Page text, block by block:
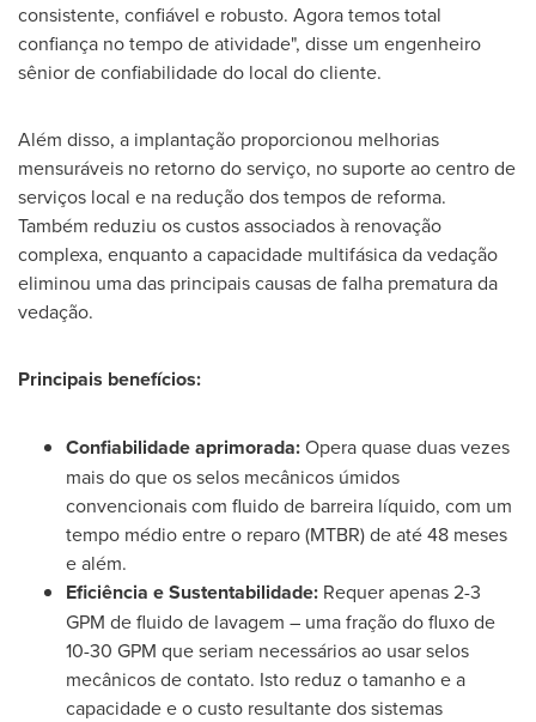
consistente, confiável e robusto. Agora temos total
confiança no tempo de atividade", disse um engenheiro
sênior de confiabilidade do local do cliente.
Além disso, a implantação proporcionou melhorias
mensuráveis no retorno do serviço, no suporte ao centro de
serviços local e na redução dos tempos de reforma.
Também reduziu os custos associados à renovação
complexa, enquanto a capacidade multifásica da vedação
eliminou uma das principais causas de falha prematura da
vedação.
Principais benefícios:
Confiabilidade aprimorada:Opera quase duas vezes
mais do que os selos mecânicos úmidos
convencionais com fluido de barreira líquido, com um
tempo médio entre o reparo (MTBR) de até 48 meses
e além.
Eficiência e Sustentabilidade: Requer apenas 2-3
GPM de fluido de lavagem – uma fração do fluxo de
10-30 GPM que seriam necessários ao usar selos
mecânicos de contato. Isto reduz o tamanho e a
capacidade e o custo resultante dos sistemas